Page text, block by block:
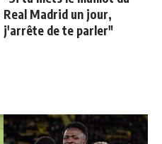
Real Madrid un jour,
j'arrête de te parler"